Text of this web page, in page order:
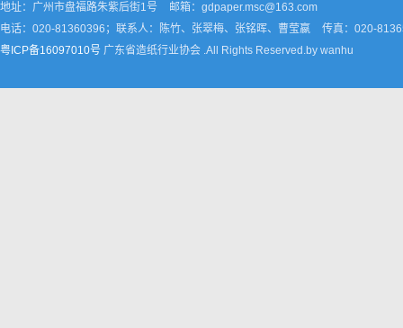
地址：广州市盘福路朱紫后街1号
邮箱：gdpaper.msc@163.com
电话：020-81360396；联系人：陈竹、张翠梅、张铭晖、曹莹嬴
传真：020-
粤ICP备16097010号 广东省造纸行业协会 .All Rights Reserved.by wanhu